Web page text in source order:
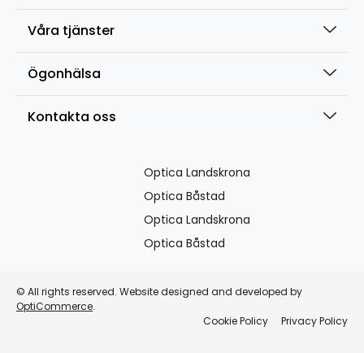
Våra tjänster
Ögonhälsa
Kontakta oss
Optica Landskrona
Optica Båstad
Optica Landskrona
Optica Båstad
© All rights reserved. Website designed and developed by
OptiCommerce.
Cookie Policy
Privacy Policy